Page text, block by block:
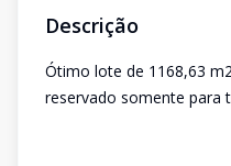
Descrição
Ótimo lote de 1168,63
reservado somente para